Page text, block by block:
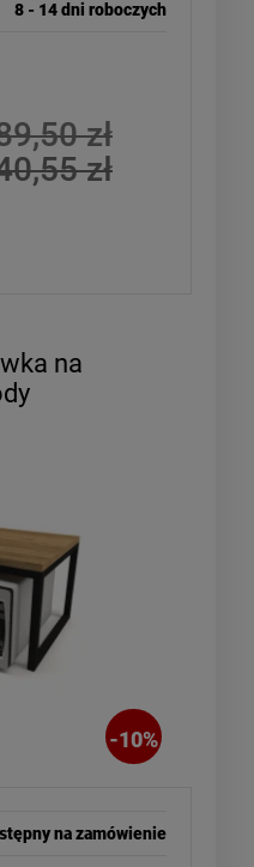
8 - 14 dni roboczych
zł
zł
na
-10%
na zamówienie